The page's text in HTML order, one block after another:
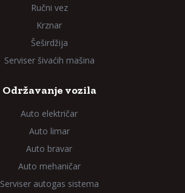
Ručni vez
Krznar
Šeširdžija
Serviser šivaćih mašina
Održavanje vozila
Auto električar
Auto limar
Auto bravar
Auto mehaničar
Serviser autogas sistema